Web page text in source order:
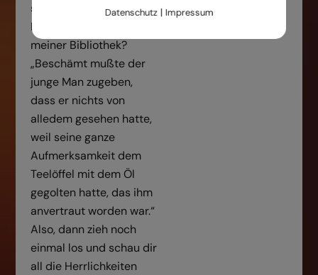
schönen
Pergamentrollen in
meiner Bibliothek?
„Beschämt mußte der
junge Man zugeben,
dass er nichts von
alledem gesehen hatte,
weil seine ganze
Aufmerksamkeit dem
Teelöffel mit dem Öl
gegolten hatte, das ihm
anvertraut worden war.“
Also, dann zieh noch
einmal los und schau dir
all die Herrlichkeiten
Datenschutz| Impressum